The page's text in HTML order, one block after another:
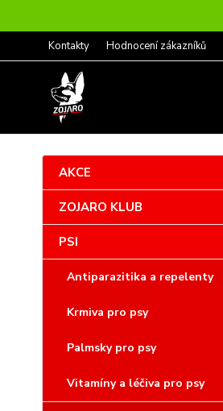
Kontakty Hodnocení zákazníků
AKCE
ZOJARO KLUB
PSI
Antiparazitika a repelenty
Krmiva pro psy
Palmsky pro psy
Vitamíny a léčiva pro psy